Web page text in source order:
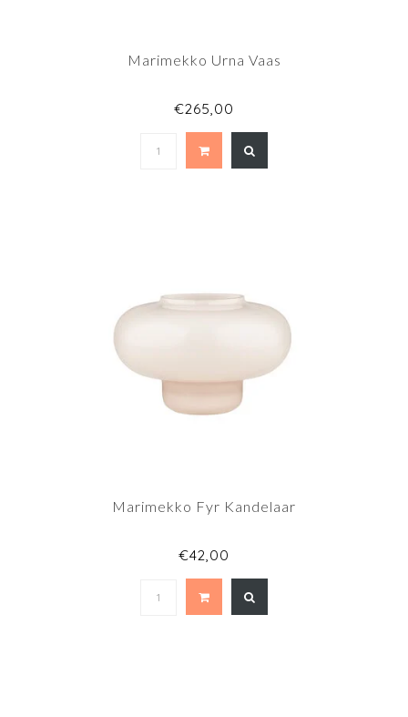
Marimekko Urna Vaas
€265,00
Marimekko Fyr Kandelaar
€42,00